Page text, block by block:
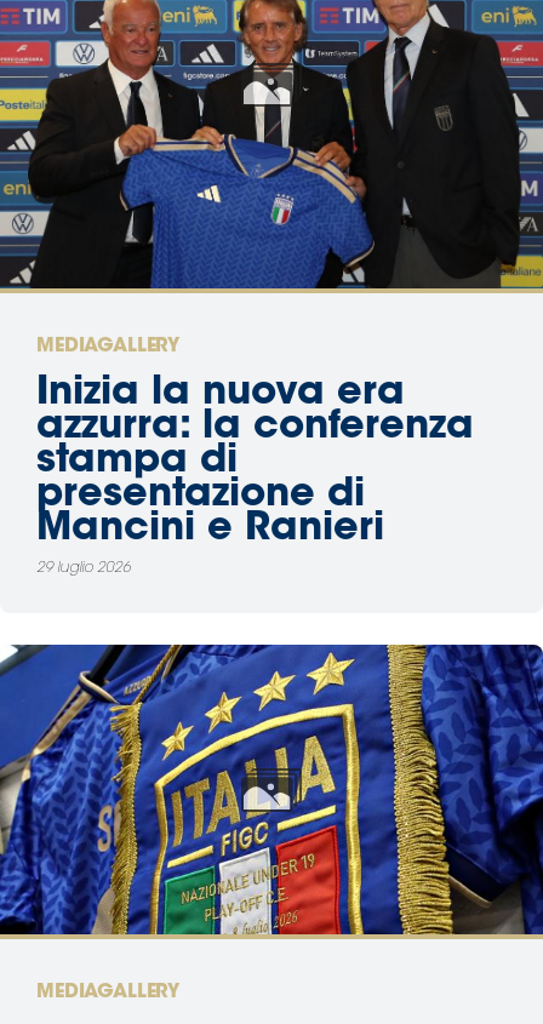
Serie
B
Femminile
Museo
del
Calcio
Shop
I
partner
delle
Assicurazione
Cerca
Whistleblowing
Contatti
Assicurazione
Social media
MEDIAGALLERY
Inizia la nuova era
azzurra: la conferenza
stampa di
presentazione di
Mancini e Ranieri
29 luglio 2026
MEDIAGALLERY